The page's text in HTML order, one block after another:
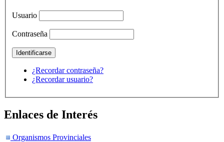
Usuario
Contraseña
¿Recordar contraseña?
¿Recordar usuario?
Enlaces de Interés
Organismos Provinciales